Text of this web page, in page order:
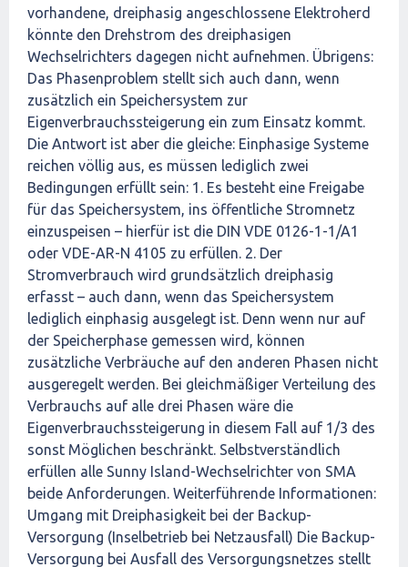
vorhandene, dreiphasig angeschlossene Elektroherd
könnte den Drehstrom des dreiphasigen
Wechselrichters dagegen nicht aufnehmen. Übrigens:
Das Phasenproblem stellt sich auch dann, wenn
zusätzlich ein Speichersystem zur
Eigenverbrauchssteigerung ein zum Einsatz kommt.
Die Antwort ist aber die gleiche: Einphasige Systeme
reichen völlig aus, es müssen lediglich zwei
Bedingungen erfüllt sein: 1. Es besteht eine Freigabe
für das Speichersystem, ins öffentliche Stromnetz
einzuspeisen – hierfür ist die DIN VDE 0126-1-1/A1
oder VDE-AR-N 4105 zu erfüllen. 2. Der
Stromverbrauch wird grundsätzlich dreiphasig
erfasst – auch dann, wenn das Speichersystem
lediglich einphasig ausgelegt ist. Denn wenn nur auf
der Speicherphase gemessen wird, können
zusätzliche Verbräuche auf den anderen Phasen nicht
ausgeregelt werden. Bei gleichmäßiger Verteilung des
Verbrauchs auf alle drei Phasen wäre die
Eigenverbrauchssteigerung in diesem Fall auf 1/3 des
sonst Möglichen beschränkt. Selbstverständlich
erfüllen alle Sunny Island-Wechselrichter von SMA
beide Anforderungen. Weiterführende Informationen:
Umgang mit Dreiphasigkeit bei der Backup-
Versorgung (Inselbetrieb bei Netzausfall) Die Backup-
Versorgung bei Ausfall des Versorgungsnetzes stellt